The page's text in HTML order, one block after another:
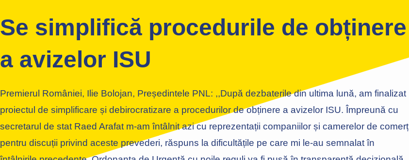
Se simplifică procedurile de obținere
a avizelor ISU
Premierul României, Ilie Bolojan, Președintele PNL: ,,După dezbaterile din ultima lună, am finalizat
proiectul de simplificare și debirocratizare a procedurilor de obținere a avizelor ISU. Împreună cu
secretarul de stat Raed Arafat m-am întâlnit azi cu reprezentații companiilor și camerelor de comerț
pentru discuții privind aceste prevederi, răspuns la dificultățile pe care mi le-au semnalat în